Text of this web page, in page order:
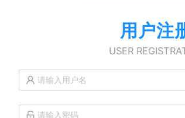
用户注
USER